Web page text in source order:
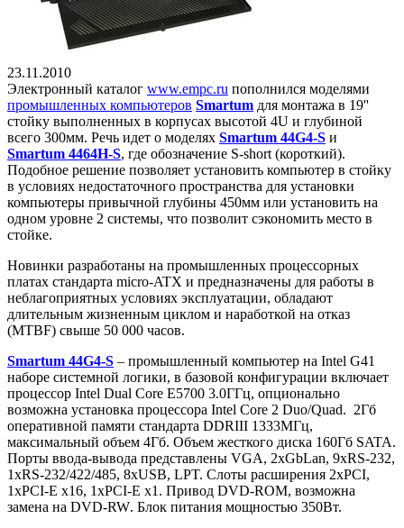
23.11.2010
Электронный каталог www.empc.ru пополнился моделями
промышленных компьютеров Smartum для монтажа в 19''
стойку выполненных в корпусах высотой 4U и глубиной
всего 300мм. Речь идет о моделях Smartum 44G4-S и
Smartum 4464H-S, где обозначение S-short (короткий).
Подобное решение позволяет установить компьютер в стойку
в условиях недостаточного пространства для установки
компьютеры привычной глубины 450мм или установить на
одном уровне 2 системы, что позволит сэкономить место в
стойке.
Новинки разработаны на промышленных процессорных
платах стандарта micro-ATX и предназначены для работы в
неблагоприятных условиях эксплуатации, обладают
длительным жизненным циклом и наработкой на отказ
(MTBF) свыше 50 000 часов.
Smartum 44G4-S – промышленный компьютер на Intel G41
наборе системной логики, в базовой конфигурации включает
процессор Intel Dual Core E5700 3.0ГГц, опционально
возможна установка процессора Intel Core 2 Duo/Quad. 2Гб
оперативной памяти стандарта DDRIII 1333МГц,
максимальный объем 4Гб. Объем жесткого диска 160Гб SATA.
Порты ввода-вывода представлены VGA, 2xGbLan, 9xRS-232,
1xRS-232/422/485, 8xUSB, LPT. Слоты расширения 2xPCI,
1xPCI-E x16, 1xPCI-E x1. Привод DVD-ROM, возможна
замена на DVD-RW. Блок питания мощностью 350Вт.